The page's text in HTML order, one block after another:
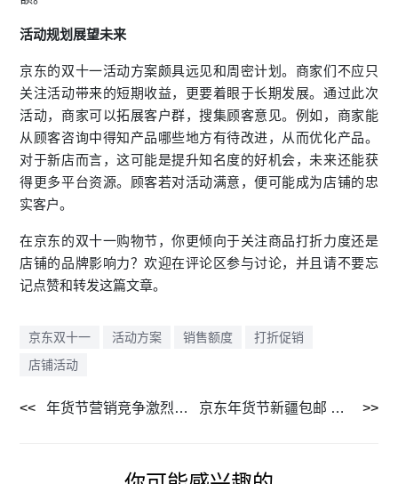
活动规划展望未来
京东的双十一活动方案颇具远见和周密计划。商家们不应只
关注活动带来的短期收益，更要着眼于长期发展。通过此次
活动，商家可以拓展客户群，搜集顾客意见。例如，商家能
从顾客咨询中得知产品哪些地方有待改进，从而优化产品。
对于新店而言，这可能是提升知名度的好机会，未来还能获
得更多平台资源。顾客若对活动满意，便可能成为店铺的忠
实客户。
在京东的双十一购物节，你更倾向于关注商品打折力度还是
店铺的品牌影响力？欢迎在评论区参与讨论，并且请不要忘
记点赞和转发这篇文章。
京东双十一 活动方案 销售额度
打折促销
店铺活动
年货节营销竞争激烈，京东如何脱颖而出？ 京东年货节新疆包邮 还有各品类精细化服务 且2025以旧换新承接国家补贴